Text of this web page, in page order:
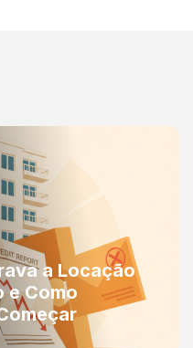
a Locação
e Como